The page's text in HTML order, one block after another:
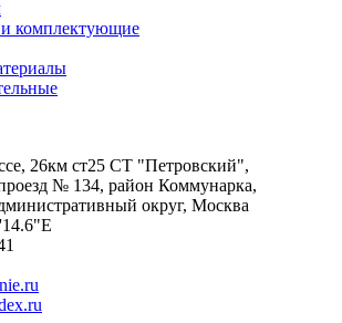
и комплектующие
26км ст25 СТ "Петровский",
№ 134, район Коммунарка,
округ, Москва